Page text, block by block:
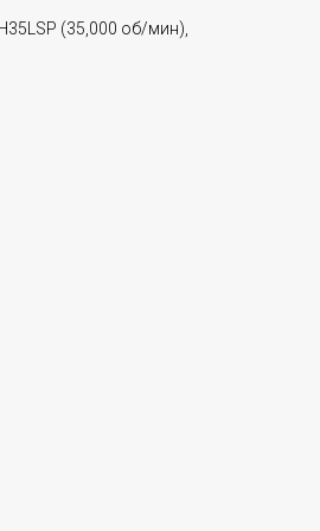
(35,000 об/мин),